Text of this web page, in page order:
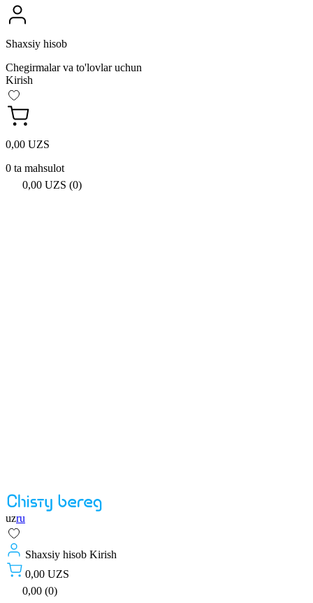
Shaxsiy hisob
Chegirmalar va to'lovlar uchun
Kirish
0,00 UZS
0 ta mahsulot
0,00 UZS (0)
uzru
Shaxsiy hisob Kirish
0,00 UZS
0,00 (0)